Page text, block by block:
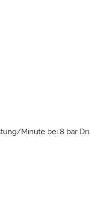
Minute bei 8 bar